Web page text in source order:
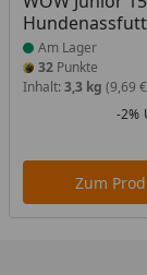
Am Lager
32 Punkte
Inhalt: 3,3 kg (9,69
-2%
Zum